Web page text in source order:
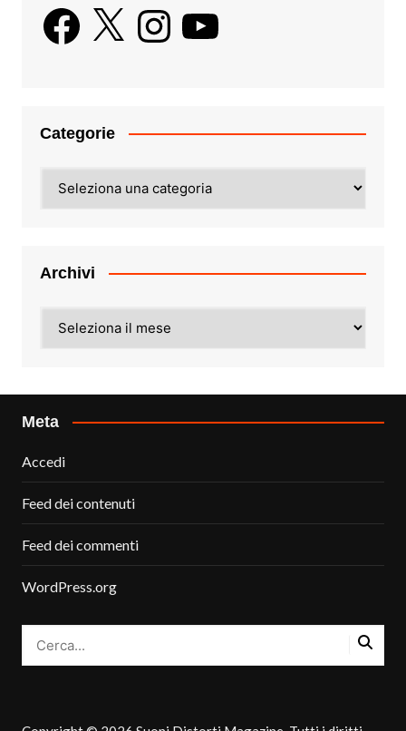
Facebook
X InstagramYouTube
Categorie
Archivi
Meta
Accedi
Feed dei contenuti
Feed dei commenti
WordPress.org